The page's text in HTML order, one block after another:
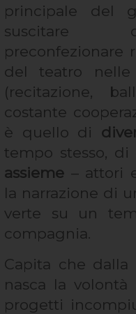
principale del
suscitare
preconfezionare
del teatro
(recitazione,
costante
è quello di
tempo stesso, di
assieme – attori
la narrazione di
verte su un
compagnia.
Capita che
nasca la
progetti